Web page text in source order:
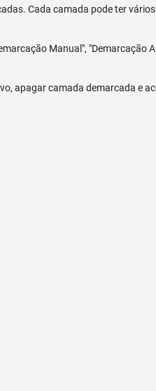
Cada camada pode ter
Manual", "Demarcação
apagar camada demarcada e